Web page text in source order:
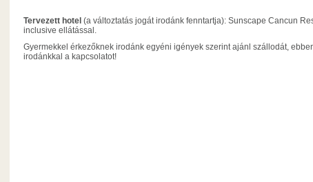
Tervezett hotel (a változtatás jogát irodánk fenntartja): Sunscape Cancun
inclusive ellátással.
Gyermekkel érkezőknek irodánk egyéni igények szerint ajánl szállodát,
irodánkkal a kapcsolatot!